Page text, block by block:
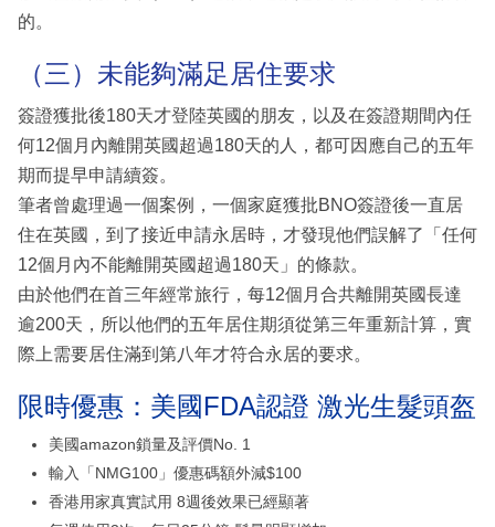
的。
（三）未能夠滿足居住要求
簽證獲批後180天才登陸英國的朋友，以及在簽證期間內任
何12個月內離開英國超過180天的人，都可因應自己的五年
期而提早申請續簽。
筆者曾處理過一個案例，一個家庭獲批BNO簽證後一直居
住在英國，到了接近申請永居時，才發現他們誤解了「任何
12個月內不能離開英國超過180天」的條款。
由於他們在首三年經常旅行，每12個月合共離開英國長達
逾200天，所以他們的五年居住期須從第三年重新計算，實
際上需要居住滿到第八年才符合永居的要求。
限時優惠：美國FDA認證 激光生髮頭盔
美國amazon鎖量及評價No. 1
輸入「NMG100」優惠碼額外減$100
香港用家真實試用 8週後效果已經顯著